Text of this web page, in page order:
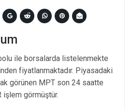
ile borsalarda listelenmekte
fiyatlanmaktadır. Piyasadaki
görünen MPT son 24 saatte
işlem görmüştür.